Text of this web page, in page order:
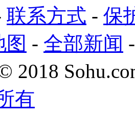
联系方式 - 保
图 - 全部新闻
2018
有